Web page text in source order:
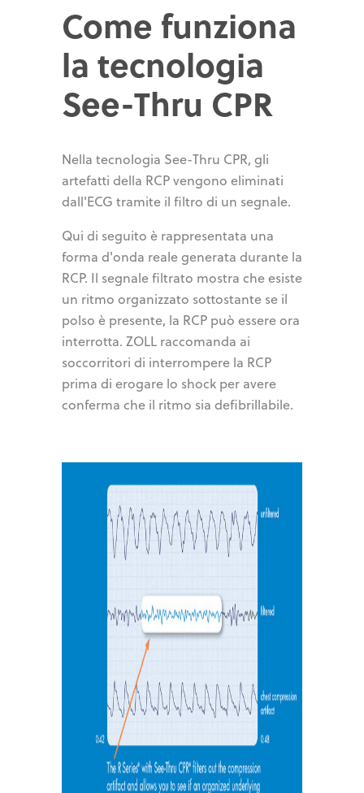
Come funziona
la tecnologia
See-Thru CPR
Nella tecnologia See-Thru CPR, gli
artefatti della RCP vengono eliminati
dall'ECG tramite il filtro di un segnale.
Qui di seguito è rappresentata una
forma d'onda reale generata durante la
RCP. Il segnale filtrato mostra che esiste
un ritmo organizzato sottostante se il
polso è presente, la RCP può essere ora
interrotta. ZOLL raccomanda ai
soccorritori di interrompere la RCP
prima di erogare lo shock per avere
conferma che il ritmo sia defibrillabile.